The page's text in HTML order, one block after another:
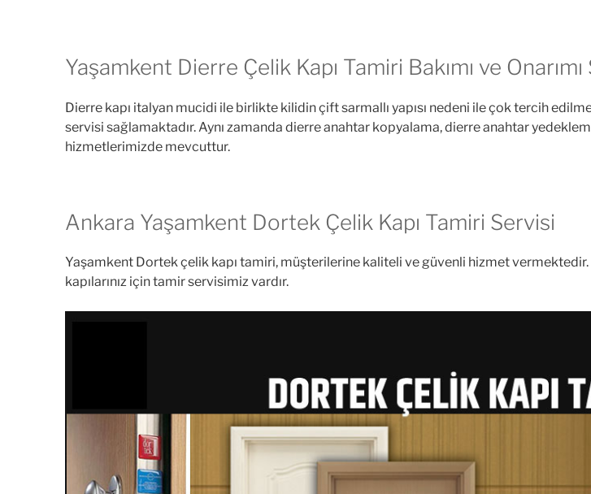
Yaşamkent Dierre Çelik Kapı Tamiri Bakımı ve
Dierre kapı italyan mucidi ile birlikte kilidin çift sarmallı yapısı nedeni ile çok tercih
servisi sağlamaktadır. Aynı zamanda dierre anahtar kopyalama, dierre anahtar
hizmetlerimizde mevcuttur.
Ankara Yaşamkent Dortek Çelik Kapı Tamiri Servisi
Yaşamkent Dortek çelik kapı tamiri, müşterilerine kaliteli ve güvenli hizmet vermektedir.
kapılarınız için tamir servisimiz vardır.